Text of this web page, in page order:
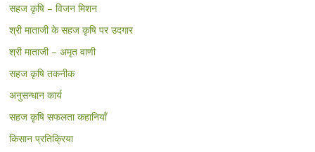
सहज कृषि – विजन मिशन
श्री माताजी के सहज कृषि पर उदगार
श्री माताजी – अमृत वाणी
सहज कृषि तकनीक
अनुसन्धान कार्य
सहज कृषि सफलता कहानियाँ
किसान प्रतिक्रिया